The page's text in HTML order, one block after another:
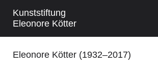
Kunststiftung
Eleonore Kötter
Eleonore Kötter (1932–2017)